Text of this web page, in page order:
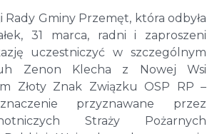
Rady Gminy Przemęt, która odbyła
31 marca, radni i zaproszeni
uczestniczyć w szczególnym
Zenon Klecha z Nowej Wsi
Złoty Znak Związku OSP RP –
przyznawane przez
Straży Pożarnych